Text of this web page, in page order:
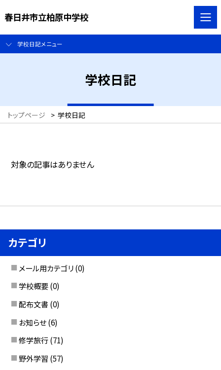
春日井市立柏原中学校
学校日記メニュー
学校日記
トップページ > 学校日記
対象の記事はありません
カテゴリ
メール用カテゴリ (0)
学校概要 (0)
配布文書 (0)
お知らせ (6)
修学旅行 (71)
野外学習 (57)